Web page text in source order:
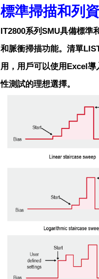
標準掃描和列
IT2800系列SMU具備標
和脈衝掃描功能。清單
用，用戶可以使用Excel
性測試的理想選擇。